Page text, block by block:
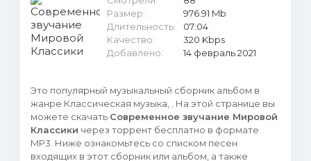
Размер:
976.91 Mb
Длительность:
07:04
Качество:
320 Kbps
Добавлено:
14 февраль 2021
Это популярный музыкальный сборник альбом в
жанре Классическая музыка, . На этой странице вы
можете скачать Современное звучание Мировой
Классики через торрент бесплатно в формате
MP3. Ниже ознакомьтесь со списком песен
входящих в этот сборник или альбом, а также